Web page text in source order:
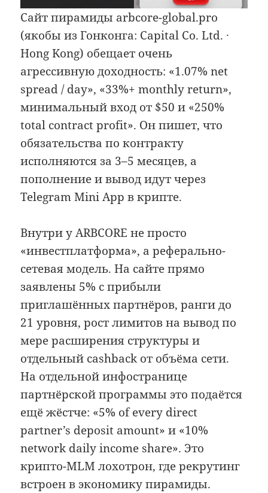
Сайт пирамиды arbcore-global.pro
(якобы из Гонконга: Capital Co. Ltd. ·
Hong Kong) обещает очень
агрессивную доходность: «1.07% net
spread / day», «33%+ monthly return»,
минимальный вход от $50 и «250%
total contract profit». Он пишет, что
обязательства по контракту
исполняются за 3–5 месяцев, а
пополнение и вывод идут через
Telegram Mini App в крипте.
Внутри у ARBCORE не просто
«инвестплатформа», а реферально-
сетевая модель. На сайте прямо
заявлены 5% с прибыли
приглашённых партнёров, ранги до
21 уровня, рост лимитов на вывод по
мере расширения структуры и
отдельный cashback от объёма сети.
На отдельной инфостранице
партнёрской программы это подаётся
ещё жёстче: «5% of every direct
partner’s deposit amount» и «10%
network daily income share». Это
крипто-MLM лохотрон, где рекрутинг
встроен в экономику пирамиды.